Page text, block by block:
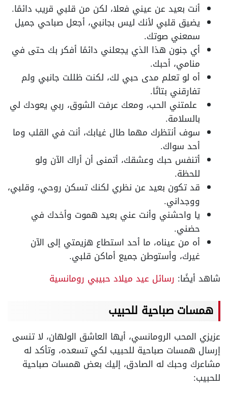
أنت بعيد عن عيني فعلا، لكن من قلبي قريب دائمًا.
يضيق قلبي لأنك ليس بجانبي، أجعل صباحي جميل
سمعني صوتك.
أي جنون هذا الذي يجعلني دائمًا أفكر بك حتى في
منامي، أحبك.
أه لو تعلم مدى حبي لك، لكنت ظللت جانبي ولم
تفارقني بتاتًا.
علمتني الحب، ومعك عرفت الشوق، ربي يعودك لي
بالسلامة.
سوف أنتظرك مهما طال غيابك، أنت في القلب وما
أحد سواك.
أتنفس حبك وعشقك، أتمنى أن أراك الآن ولو
للحظة.
قد تكون بعيد عن نظري لكنك تسكن روحي، وقلبي،
ووجداني.
يا واحشني وأنت عني بعيد هموت وأخدك في
حضني.
أه من عيناه، ما أحد استطاع هزيمتي إلى الآن
غيرك، وأستوطن جميع أماكن قلبي.
شاهد أيضًا: رسائل عيد ميلاد حبيبي رومانسية
همسات صباحية للحبيب
عزيزي المحب الرومانسي، أيها العاشق الولهان، لا تنسى
إرسال همسات صباحية للحبيب لكي تسعده، وتأكد له
مشاعرك وحبك له الصادق، إليك بعض همسات صباحية
للحبيب: